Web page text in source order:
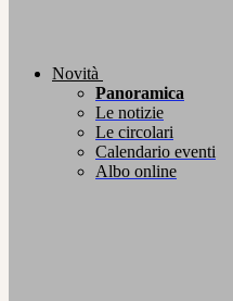
Novità
Panoramica
Le notizie
Le circolari
Calendario eventi
Albo online